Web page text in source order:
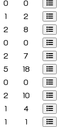
0
0
1
2
2
8
0
0
2
7
5
18
0
0
2
10
1
4
1
1